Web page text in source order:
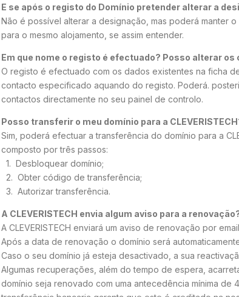
E se após o registo do Domínio pretender alterar a
Não é possível alterar a designação, mas poderá manter
para o mesmo alojamento, se assim entender.
Em que nome o registo é efectuado? Posso alterar
O registo é efectuado com os dados existentes na ficha
contacto especificado aquando do registo. Poderá.
contactos directamente no seu painel de controlo.
Posso transferir o meu domínio para a
Sim, poderá efectuar a transferência do domínio para a
composto por três passos:
1. Desbloquear domínio;
2. Obter código de transferência;
3. Autorizar transferência.
A CLEVERISTECH envia algum aviso para a
A CLEVERISTECH enviará um aviso de renovação por
Após a data de renovação o domínio será
Caso o seu domínio já esteja desactivado, a sua
Algumas recuperações, além do tempo de espera,
domínio seja renovado com uma antecedência mínima